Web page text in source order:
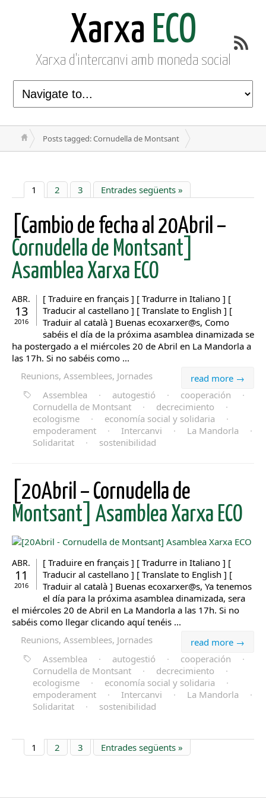
Xarxa ECO
Xarxa d'intercanvi amb moneda social
Posts tagged: Cornudella de Montsant
1 2 3 Entrades següents »
[Cambio de fecha al 20Abril –
Cornudella de Montsant]
Asamblea Xarxa ECO
ABR.
13
2016
[ Traduire en français ] [ Tradurre in Italiano ] [
Traducir al castellano ] [ Translate to English ] [
Traduir al català ] Buenas ecoxarxer@s, Como
sabéis el día de la próxima asamblea dinamizada se
ha postergado a el miércoles 20 de Abril en La Mandorla a
las 17h. Si no sabéis como ...
read more →
Reunions, Assemblees, Jornades
Assemblea
· autogestió · cooperación
·
Cornudella de Montsant
· decrecimiento
·
ecologisme
· economía social y solidaria
·
empoderament
· Intercanvi · La Mandorla
·
Solidaritat
· sostenibilidad
[20Abril – Cornudella de
Montsant] Asamblea Xarxa ECO
ABR.
11
2016
[ Traduire en français ] [ Tradurre in Italiano ] [
Traducir al castellano ] [ Translate to English ] [
Traduir al català ] Buenas ecoxarxer@s, Ya tenemos
el día para la próxima asamblea dinamizada, sera
el miércoles 20 de Abril en La Mandorla a las 17h. Si no
sabéis como llegar clicando aquí tenéis ...
read more →
Reunions, Assemblees, Jornades
Assemblea
· autogestió · cooperación
·
Cornudella de Montsant
· decrecimiento
·
ecologisme
· economía social y solidaria
·
empoderament
· Intercanvi · La Mandorla
·
Solidaritat
· sostenibilidad
1 2 3 Entrades següents »